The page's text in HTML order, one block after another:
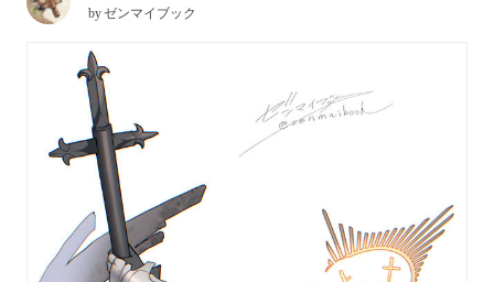
byゼンマイブック